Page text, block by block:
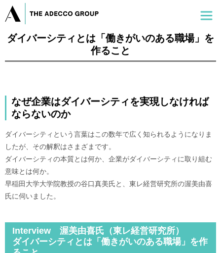
ダイバーシティとは「働きがいのある職場」を
作ること
なぜ企業はダイバーシティを実現しなければ
ならないのか
ダイバーシティという言葉はこの数年で広く知られるようになりま
したが、その解釈はさまざまです。
ダイバーシティの本質とは何か、企業がダイバーシティに取り組む
意味とは何か。
早稲田大学大学院教授の谷口真美氏と、東レ経営研究所の渥美由喜
氏に伺いました。
Interview 渥美由喜氏（東レ経営研究所）
ダイバーシティとは「働きがいのある職場」を作